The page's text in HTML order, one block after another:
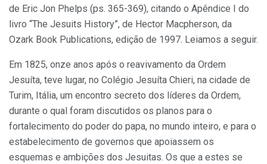
de Eric Jon Phelps (ps. 365-369), citando o Apêndice I do
livro “The Jesuits History”, de Hector Macpherson, da
Ozark Book Publications, edição de 1997. Leiamos a seguir.
Em 1825, onze anos após o reavivamento da Ordem
Jesuíta, teve lugar, no Colégio Jesuíta Chieri, na cidade de
Turim, Itália, um encontro secreto dos líderes da Ordem,
durante o qual foram discutidos os planos para o
fortalecimento do poder do papa, no mundo inteiro, e para o
estabelecimento de governos que apoiassem os
esquemas e ambições dos Jesuitas. Os que a estes se